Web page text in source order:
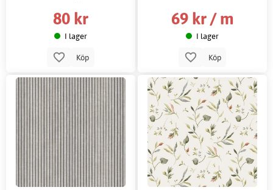
80 kr
I lager
Köp
69 kr / m
I lager
Köp